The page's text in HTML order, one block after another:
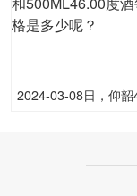
2024-03-08日，仰韶